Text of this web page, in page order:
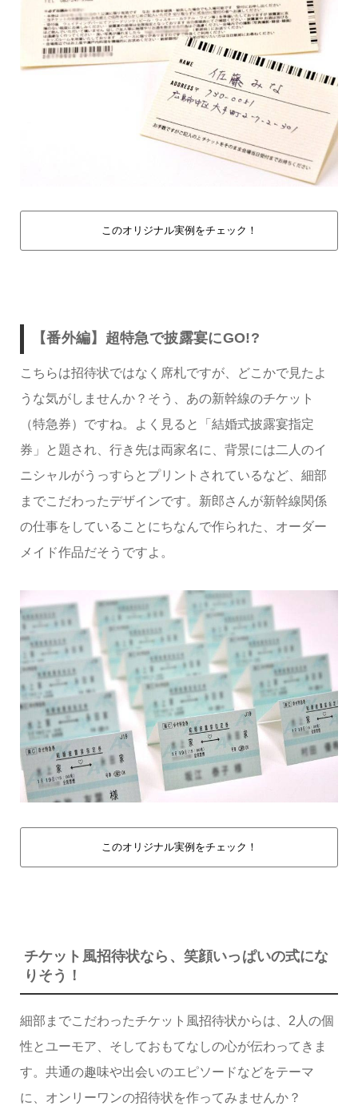
このオリジナル実例をチェック！
【番外編】超特急で披露宴にGO!?
こちらは招待状ではなく席札ですが、どこかで見たよ
うな気がしませんか？そう、あの新幹線のチケット
（特急券）ですね。よく見ると「結婚式披露宴指定
券」と題され、行き先は両家名に、背景には二人のイ
ニシャルがうっすらとプリントされているなど、細部
までこだわったデザインです。新郎さんが新幹線関係
の仕事をしていることにちなんで作られた、オーダー
メイド作品だそうですよ。
このオリジナル実例をチェック！
チケット風招待状なら、笑顔いっぱいの式にな
りそう！
細部までこだわったチケット風招待状からは、2人の個
性とユーモア、そしておもてなしの心が伝わってきま
す。共通の趣味や出会いのエピソードなどをテーマ
に、オンリーワンの招待状を作ってみませんか？